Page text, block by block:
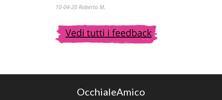
OcchialeAmico